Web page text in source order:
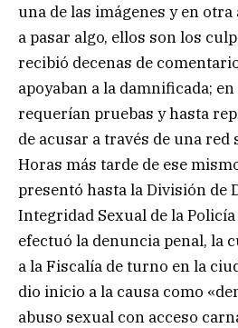
una de las imágenes y en
a pasar algo, ellos son los
recibió decenas de
apoyaban a la damnificada;
requerían pruebas y hasta
de acusar a través de una red
Horas más tarde de ese
presentó hasta la División de
Integridad Sexual de la
efectuó la denuncia penal, la
a la Fiscalía de turno en la
dio inicio a la causa como
abuso sexual con acceso